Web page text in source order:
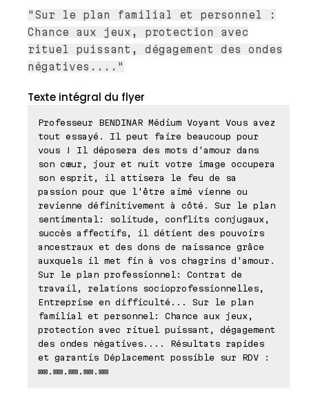
"Sur le plan familial et personnel :
Chance aux jeux, protection avec
rituel puissant, dégagement des ondes
négatives...."
Texte intégral du flyer
Professeur BENDINAR Médium Voyant Vous avez
tout essayé. Il peut faire beaucoup pour
vous ! Il déposera des mots d'amour dans
son cœur, jour et nuit votre image occupera
son esprit, il attisera le feu de sa
passion pour que l'être aimé vienne ou
revienne définitivement à côté. Sur le plan
sentimental: solitude, conflits conjugaux,
succès affectifs, il détient des pouvoirs
ancestraux et des dons de naissance grâce
auxquels il met fin à vos chagrins d'amour.
Sur le plan professionnel: Contrat de
travail, relations socioprofessionnelles,
Entreprise en difficulté... Sur le plan
familial et personnel: Chance aux jeux,
protection avec rituel puissant, dégagement
des ondes négatives.... Résultats rapides
et garantis Déplacement possible sur RDV :
⊠⊠.⊠⊠.⊠⊠.⊠⊠.⊠⊠